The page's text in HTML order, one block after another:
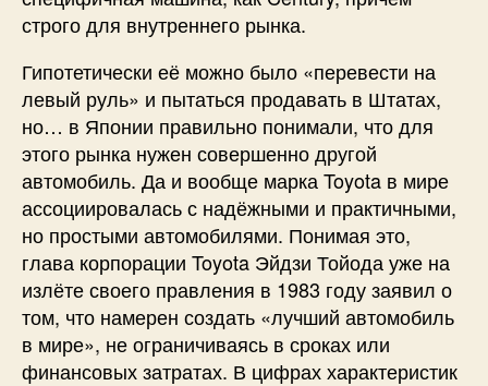
строго для внутреннего рынка.
Гипотетически её можно было «перевести на
левый руль» и пытаться продавать в Штатах,
но… в Японии правильно понимали, что для
этого рынка нужен совершенно другой
автомобиль. Да и вообще марка Toyota в мире
ассоциировалась с надёжными и практичными,
но простыми автомобилями. Понимая это,
глава корпорации Toyota Эйдзи Тойода уже на
излёте своего правления в 1983 году заявил о
том, что намерен создать «лучший автомобиль
в мире», не ограничиваясь в сроках или
финансовых затратах. В цифрах характеристик